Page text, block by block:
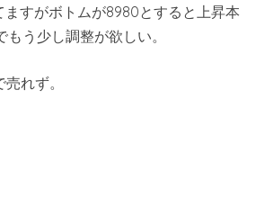
ますがボトムが8980とすると上昇本
う少し調整が欲しい。
れず。